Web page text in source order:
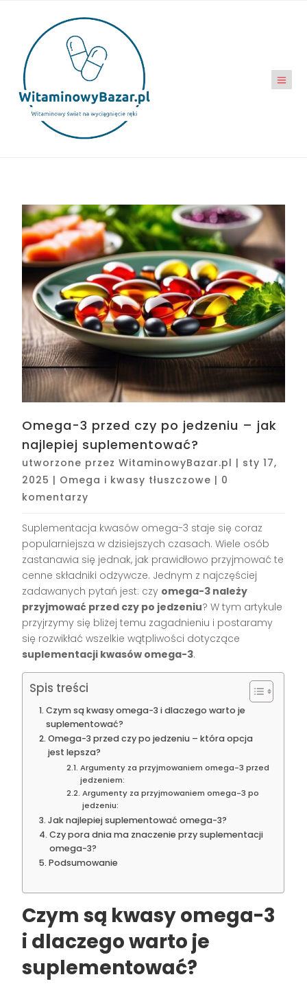
Omega-3 przed czy po jedzeniu – jak
najlepiej suplementować?
utworzone przezWitaminowyBazar.pl | sty 17,
2025 | Omega i kwasy tłuszczowe | 0
komentarzy
Suplementacja kwasów omega-3 staje się coraz
popularniejsza w dzisiejszych czasach. Wiele osób
zastanawia się jednak, jak prawidłowo przyjmować te
cenne składniki odżywcze. Jednym z najczęściej
zadawanych pytań jest: czy omega-3 należy
przyjmować przed czy po jedzeniu? W tym artykule
przyjrzymy się bliżej temu zagadnieniu i postaramy
się rozwikłać wszelkie wątpliwości dotyczące
suplementacji kwasów omega-3.
Spis treści
Czym są kwasy omega-3 i dlaczego warto je
suplementować?
Omega-3 przed czy po jedzeniu – która opcja
jest lepsza?
Argumenty za przyjmowaniem omega-3 przed
jedzeniem:
Argumenty za przyjmowaniem omega-3 po
jedzeniu:
Jak najlepiej suplementować omega-3?
Czy pora dnia ma znaczenie przy suplementacji
omega-3?
Podsumowanie
Czym są kwasy omega-3
i dlaczego warto je
suplementować?